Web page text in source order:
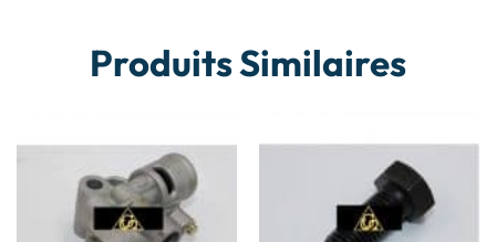
Produits Similaires